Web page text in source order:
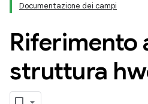
Documentazione dei campi
Riferimento
struttura